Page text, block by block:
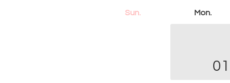
Sun. Mon.
01